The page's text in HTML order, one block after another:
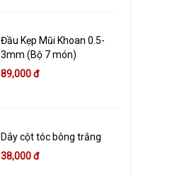
Đầu Kẹp Mũi Khoan 0.5-
3mm (Bộ 7 món)
89,000 đ
Dây cột tóc bông trắng
38,000 đ